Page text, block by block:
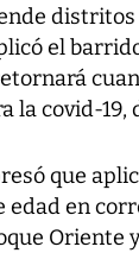
distritos
el
la covid-19,
que
edad en
Oriente